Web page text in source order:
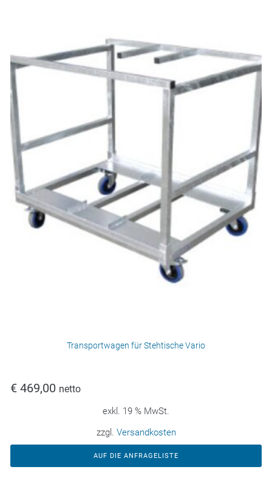
Transportwagen für Stehtische Vario
€ 469,00 netto
exkl. 19 % MwSt.
zzgl. Versandkosten
AUF DIE ANFRAGELISTE